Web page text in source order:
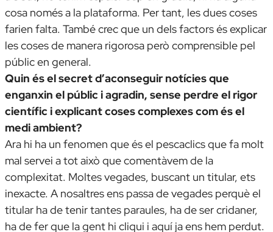
cosa només a la plataforma. Per tant, les dues coses
farien falta. També crec que un dels factors és explicar
les coses de manera rigorosa però comprensible pel
públic en general.
Quin és el secret d’aconseguir notícies que
enganxin el públic i agradin, sense perdre el rigor
científic i explicant coses complexes com és el
medi ambient?
Ara hi ha un fenomen que és el pescaclics que fa molt
mal servei a tot això que comentàvem de la
complexitat. Moltes vegades, buscant un titular, ets
inexacte. A nosaltres ens passa de vegades perquè el
titular ha de tenir tantes paraules, ha de ser cridaner,
ha de fer que la gent hi cliqui i aquí ja ens hem perdut.